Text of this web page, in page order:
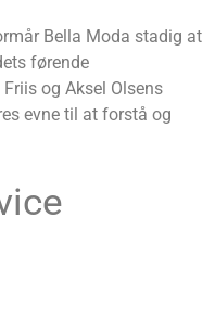
Bella Moda stadig at
førende
og Aksel Olsens
evne til at forstå og